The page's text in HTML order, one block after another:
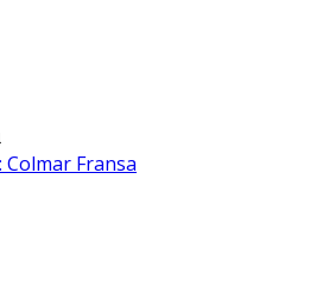
Colmar Fransa